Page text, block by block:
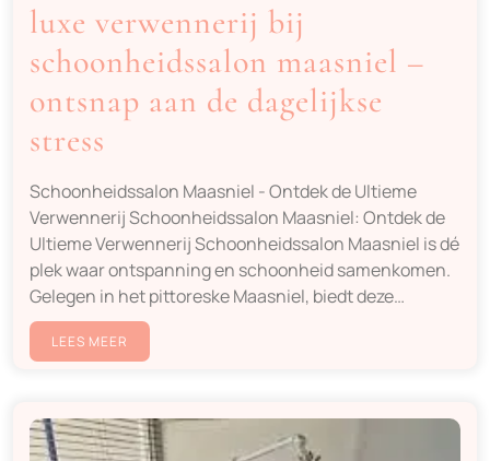
luxe verwennerij bij
schoonheidssalon maasniel –
ontsnap aan de dagelijkse
stress
Schoonheidssalon Maasniel - Ontdek de Ultieme
Verwennerij Schoonheidssalon Maasniel: Ontdek de
Ultieme Verwennerij Schoonheidssalon Maasniel is dé
plek waar ontspanning en schoonheid samenkomen.
Gelegen in het pittoreske Maasniel, biedt deze…
LEES MEER